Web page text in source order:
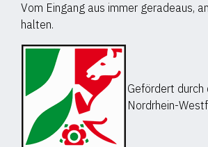
Vom Eingang aus immer geradeaus,
halten.
Gefördert durch
Nordrhein-